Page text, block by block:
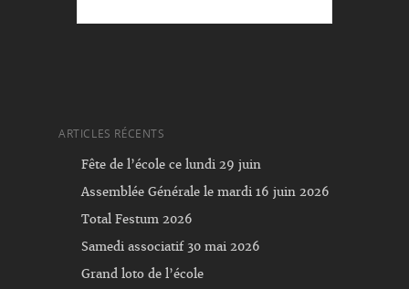
ARTICLES RÉCENTS
Fête de l’école ce lundi 29 juin
Assemblée Générale le mardi 16 juin 2026
Total Festum 2026
Samedi associatif 30 mai 2026
Grand loto de l’école